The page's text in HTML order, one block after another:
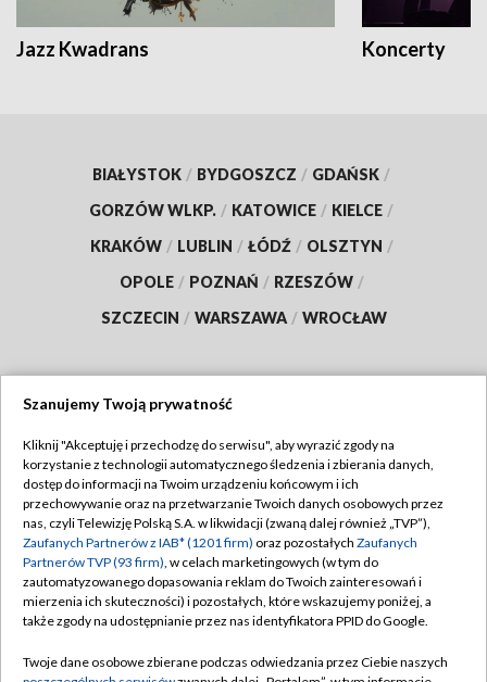
Jazz Kwadrans Koncerty
BIAŁYSTOK / BYDGOSZCZ / GDAŃSK /
GORZÓW WLKP. / KATOWICE / KIELCE /
KRAKÓW / LUBLIN / ŁÓDŹ / OLSZTYN /
OPOLE / POZNAŃ / RZESZÓW /
SZCZECIN / WARSZAWA / WROCŁAW
TVP
Abonament TVP
Emisja w TVP
Centrum informacji TVP
Naziemna Telewizja Cyfrowa
Regulamin TVP
Polityka prywatności
Moje zgody
Pomoc
Szanujemy Twoją prywatność
Kliknij "Akceptuję i przechodzę do serwisu", aby wyrazić zgody na
korzystanie z technologii automatycznego śledzenia i zbierania danych,
dostęp do informacji na Twoim urządzeniu końcowym i ich
przechowywanie oraz na przetwarzanie Twoich danych osobowych przez
nas, czyli Telewizję Polską S.A. w likwidacji (zwaną dalej również „TVP”),
Zaufanych Partnerów z IAB* (1201 firm) oraz pozostałych Zaufanych
Partnerów TVP (93 firm), w celach marketingowych (w tym do
zautomatyzowanego dopasowania reklam do Twoich zainteresowań i
mierzenia ich skuteczności) i pozostałych, które wskazujemy poniżej, a
także zgody na udostępnianie przez nas identyfikatora PPID do Google.
Twoje dane osobowe zbierane podczas odwiedzania przez Ciebie naszych